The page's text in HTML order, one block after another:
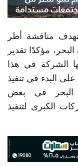
مناقشة أطر
مؤكدًا تقدير
الشركة في هذا
على البدء في تنفيذ
البحر في بعض
الكبرى لتنفيذ